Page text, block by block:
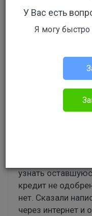
Здравствуйте. Я
узнать
кредит не
нет. Сказали
через интернет и
У Вас есть
Я могу